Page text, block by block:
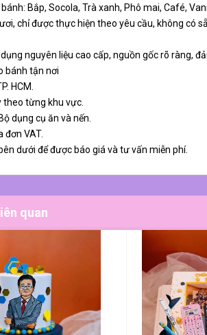
Bắp, Socola, Trà xanh, Phô mai, Café,
chỉ được thực hiện theo yêu cầu, không có
nguyên liệu cao cấp, nguồn gốc rõ ràng,
bánh tận nơi
HCM.
theo từng khu vực.
dụng cụ ăn và nến.
đơn VAT.
dưới để được báo giá và tư vấn miễn phí.
quan